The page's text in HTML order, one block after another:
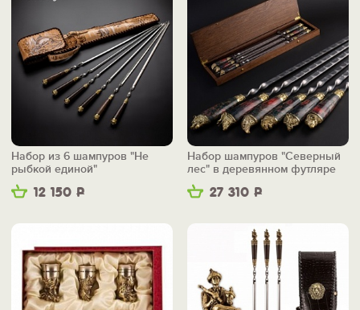
12 150 Р
Набор из 6 шампуров "Не
рыбкой единой"
27 310 Р
Набор шампуров "Северный
лес" в деревянном футляре